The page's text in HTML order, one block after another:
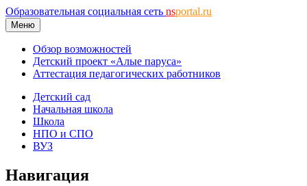
Образовательная социальная сеть nsportal.ru
Меню
Обзор возможностей
Детский проект «Алые паруса»
Аттестация педагогических работников
Детский сад
Начальная школа
Школа
НПО и СПО
ВУЗ
Навигация